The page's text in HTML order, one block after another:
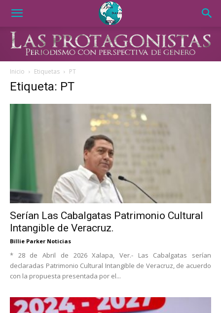
Inicio Etiquetas PT
Etiqueta: PT
Serían Las Cabalgatas Patrimonio Cultural
Intangible de Veracruz.
Billie Parker Noticias
* 28 de Abril de 2026 Xalapa, Ver.- Las Cabalgatas serían
declaradas Patrimonio Cultural Intangible de Veracruz, de acuerdo
con la propuesta presentada por el...